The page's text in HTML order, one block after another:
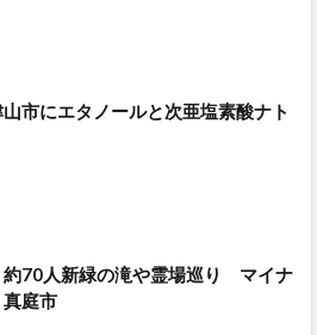
市にエタノールと次亜塩素酸ナト
70人新緑の滝や霊場巡り マイナ
真庭市